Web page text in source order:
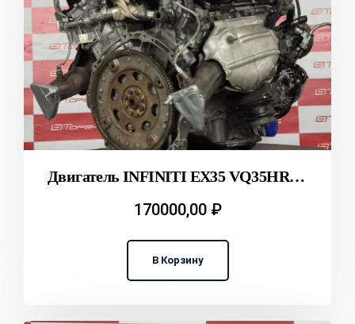
Двигатель INFINITI EX35 VQ35HR J50 T2312118
170000,00 ₽
В Корзину